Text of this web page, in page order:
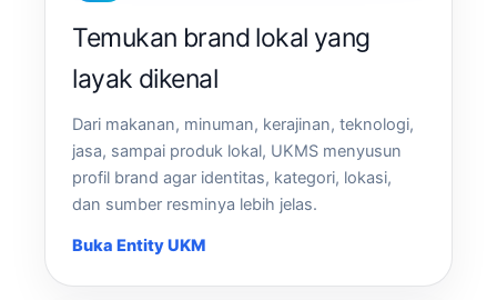
Temukan brand lokal yang
layak dikenal
Dari makanan, minuman, kerajinan, teknologi,
jasa, sampai produk lokal, UKMS menyusun
profil brand agar identitas, kategori, lokasi,
dan sumber resminya lebih jelas.
Buka Entity UKM